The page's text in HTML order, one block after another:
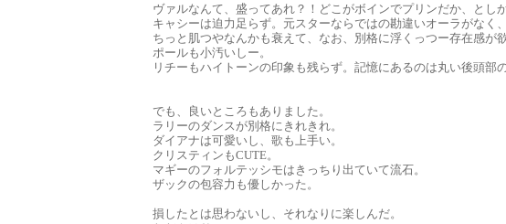
ヴァルなんて、盛ってあれ？！どこがボインでプリンだか、とし
キャシーは迫力足らず。元スターならではの勘違いオーラがなく
ちっと肌つやなんかも衰えて、なお、別格に浮くっつー存在感が欲
ポールも小汚いしー。
リチーもハイトーンの印象も残らず。記憶にあるのは丸い後頭部の
でも、良いところもありました。
ラリーのダンスが別格にきれきれ。
ダイアナは可愛いし、歌も上手い。
クリスティンもCUTE。
マギーのフォルテッシモはきっちり出ていて流石。
ザックの包容力も優しかった。
損したとは思わないし、それなりに楽しんだ。